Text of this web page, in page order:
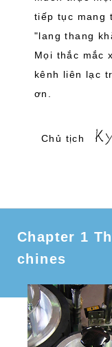
tiếp tục mang
"lang thang
Mọi thắc mắc
kênh liên lạc
ơn.
Chủ tịch
Chapter 1
chines